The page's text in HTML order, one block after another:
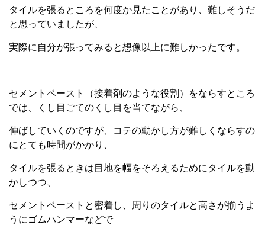
タイルを張るところを何度か見たことがあり、難しそうだ
と思っていましたが、
実際に自分が張ってみると想像以上に難しかったです。
セメントペースト（接着剤のような役割）をならすところ
では、くし目ごてのくし目を当てながら、
伸ばしていくのですが、コテの動かし方が難しくならすの
にとても時間がかかり、
タイルを張るときは目地を幅をそろえるためにタイルを動
かしつつ、
セメントペーストと密着し、周りのタイルと高さが揃うよ
うにゴムハンマーなどで